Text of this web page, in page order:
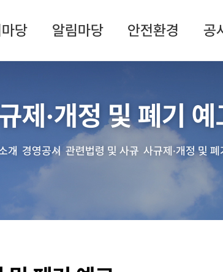
당 알림마당 안전환경 공
제·개정 및 폐기 예
개 경영공시 관련법령 및 사규 사규제·개정 및 폐